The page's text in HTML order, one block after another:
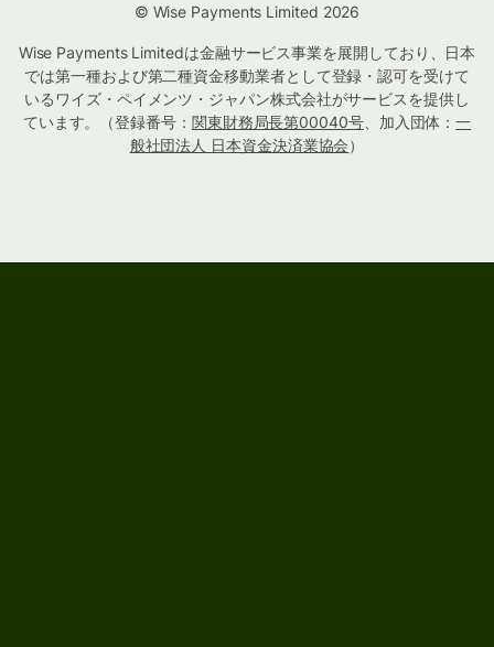
© Wise Payments Limited 2026
Wise Payments Limitedは金融サービス事業を展開しており、日本
では第一種および第二種資金移動業者として登録・認可を受けて
いるワイズ・ペイメンツ・ジャパン株式会社がサービスを提供し
ています。（登録番号： 関東財務局長第00040号、加入団体：一
般社団法人 日本資金決済業協会）